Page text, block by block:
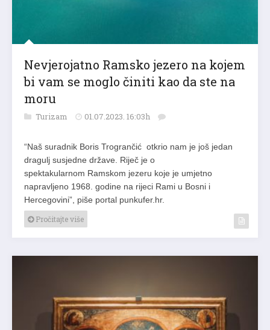
Nevjerojatno Ramsko jezero na kojem
bi vam se moglo činiti kao da ste na
moru
Turizam 01.07.2023. 16:03h
“Naš suradnik Boris Trogrančić otkrio nam je još jedan
dragulj susjedne države. Riječ je o
spektakularnom Ramskom jezeru koje je umjetno
napravljeno 1968. godine na rijeci Rami u Bosni i
Hercegovini”, piše portal punkufer.hr.
Pročitajte više